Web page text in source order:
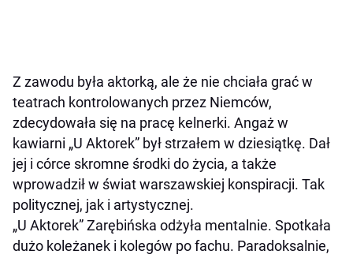
Z zawodu była aktorką, ale że nie chciała grać w
teatrach kontrolowanych przez Niemców,
zdecydowała się na pracę kelnerki. Angaż w
kawiarni „U Aktorek” był strzałem w dziesiątkę. Dał
jej i córce skromne środki do życia, a także
wprowadził w świat warszawskiej konspiracji. Tak
politycznej, jak i artystycznej.
„U Aktorek” Zarębińska odżyła mentalnie. Spotkała
dużo koleżanek i kolegów po fachu. Paradoksalnie,